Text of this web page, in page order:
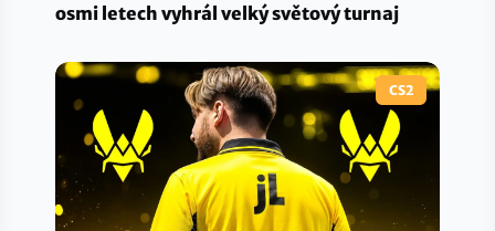
osmi letech vyhrál velký světový turnaj
CS2